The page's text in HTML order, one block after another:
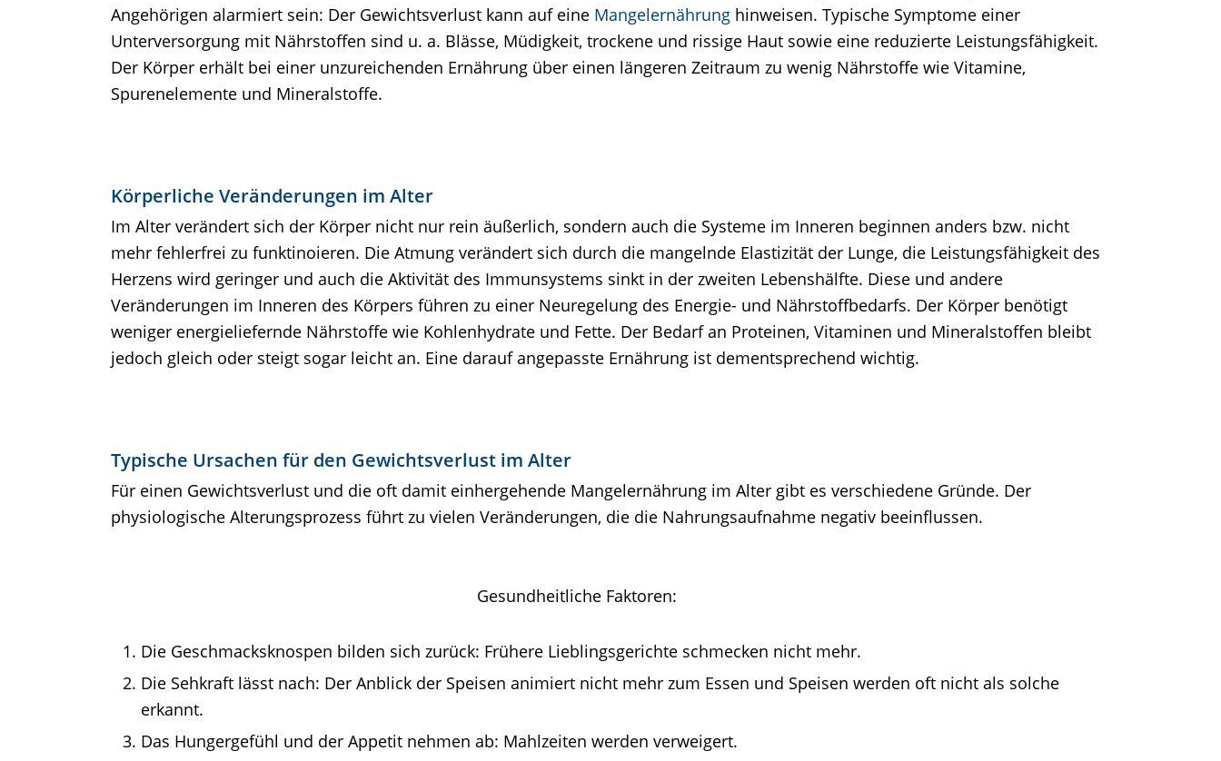
Angehörigen alarmiert sein: Der Gewichtsverlust kann auf eine Mangelernährung hinweisen. Typische Symptome einer
Unterversorgung mit Nährstoffen sind u. a. Blässe, Müdigkeit, trockene und rissige Haut sowie eine reduzierte Leistungsfähigkeit.
Der Körper erhält bei einer unzureichenden Ernährung über einen längeren Zeitraum zu wenig Nährstoffe wie Vitamine,
Spurenelemente und Mineralstoffe.
Körperliche Veränderungen im Alter
Im Alter verändert sich der Körper nicht nur rein äußerlich, sondern auch die Systeme im Inneren beginnen anders bzw. nicht
mehr fehlerfrei zu funktinoieren. Die Atmung verändert sich durch die mangelnde Elastizität der Lunge, die Leistungsfähigkeit des
Herzens wird geringer und auch die Aktivität des Immunsystems sinkt in der zweiten Lebenshälfte. Diese und andere
Veränderungen im Inneren des Körpers führen zu einer Neuregelung des Energie- und Nährstoffbedarfs. Der Körper benötigt
weniger energieliefernde Nährstoffe wie Kohlenhydrate und Fette. Der Bedarf an Proteinen, Vitaminen und Mineralstoffen bleibt
jedoch gleich oder steigt sogar leicht an. Eine darauf angepasste Ernährung ist dementsprechend wichtig.
Typische Ursachen für den Gewichtsverlust im Alter
Für einen Gewichtsverlust und die oft damit einhergehende Mangelernährung im Alter gibt es verschiedene Gründe. Der
physiologische Alterungsprozess führt zu vielen Veränderungen, die die Nahrungsaufnahme negativ beeinflussen.
Gesundheitliche Faktoren:
Die Geschmacksknospen bilden sich zurück: Frühere Lieblingsgerichte schmecken nicht mehr.
Die Sehkraft lässt nach: Der Anblick der Speisen animiert nicht mehr zum Essen und Speisen werden oft nicht als solche
erkannt.
Das Hungergefühl und der Appetit nehmen ab: Mahlzeiten werden verweigert.